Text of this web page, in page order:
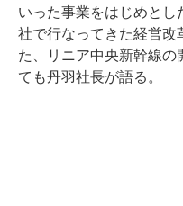
いった事業をはじめとし
社で行なってきた経営改
た、リニア中央新幹線の
ても丹羽社長が語る。